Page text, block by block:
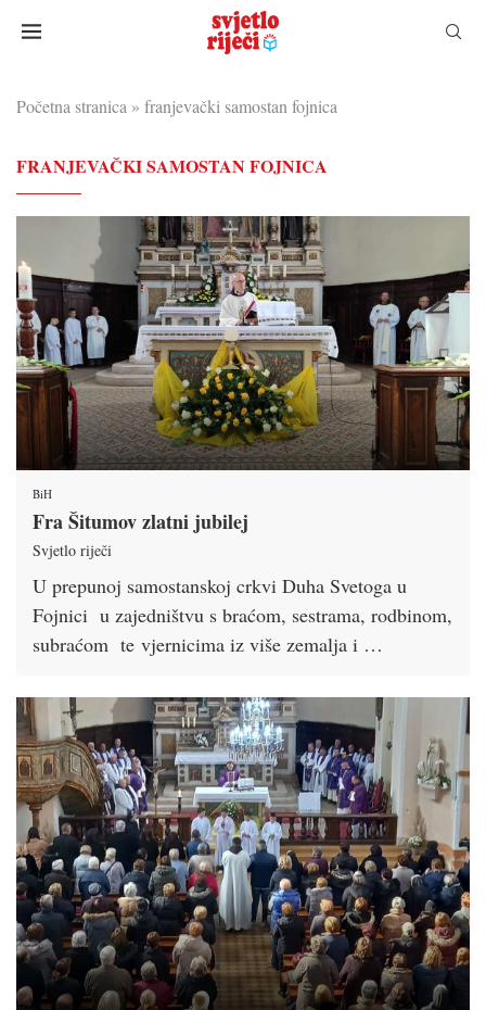
Početna stranica » franjevački samostan fojnica
FRANJEVAČKI SAMOSTAN FOJNICA
BiH
Fra Šitumov zlatni jubilej
Svjetlo riječi
U prepunoj samostanskoj crkvi Duha Svetoga u
Fojnici u zajedništvu s braćom, sestrama, rodbinom,
subraćom te vjernicima iz više zemalja i …